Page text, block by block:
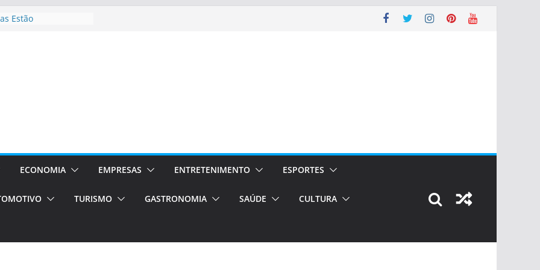
Estão
em Porto
de transfer,
de alto padrão
bolsas –
para o segundo
únicas e
de volta!
ECONOMIA EMPRESAS ENTRETENIMENTO ESPORTES
TURISMO GASTRONOMIA SAÚDE CULTURA